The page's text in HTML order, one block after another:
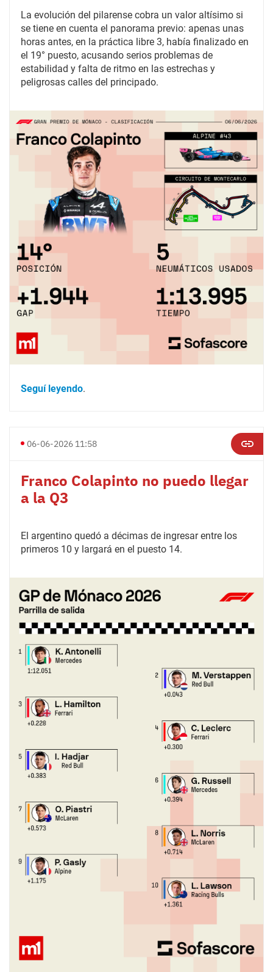
La evolución del pilarense cobra un valor altísimo si
se tiene en cuenta el panorama previo: apenas unas
horas antes, en la práctica libre 3, había finalizado en
el 19° puesto, acusando serios problemas de
estabilidad y falta de ritmo en las estrechas y
peligrosas calles del principado.
Seguí leyendo.
06-06-2026 11:58
Franco Colapinto no puedo llegar
a la Q3
El argentino quedó a décimas de ingresar entre los
primeros 10 y largará en el puesto 14.